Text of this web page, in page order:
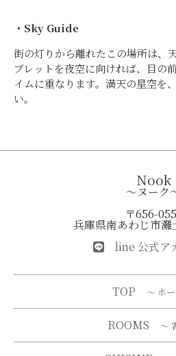
・Sky Guide
街の灯りから離れたこの場所は、
ブレットを夜空に向ければ、目の
イムに重なります。満天の星空を
い。
Nook
～ヌーク
〒656-
兵庫県南あわじ市灘
line 公式ア
TOP ～ ホ
ROOMS ～